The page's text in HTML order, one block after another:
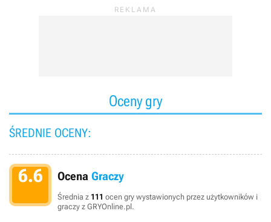
Oceny gry
ŚREDNIE OCENY:
6.6 Ocena Graczy
Średnia z 111 ocen gry wystawionych przez użytkowników i
graczy z GRYOnline.pl.